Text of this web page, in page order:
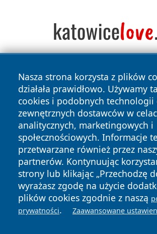
Nasza strona korzysta z plików
działała prawidłowo. Używamy
cookies i podobnych technologii
zewnętrznych dostawców w
analitycznych, marketingowych i
społecznościowych. Informacje
przetwarzane również przez
partnerów. Kontynuując
strony lub klikając „Przechodzę
wyrażasz zgodę na użycie
plików cookies zgodnie z naszą
prywatności. Zaawansowane
Copyright © 2026 halotorun.pl Wszystkie
News Autorzy
Polityka
Prywatności